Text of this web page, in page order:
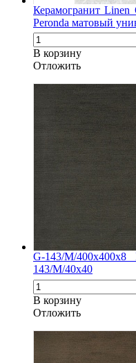
Керамогранит
Peronda матовый
В корзину
Oтложить
G-143/M/
143/M/40x40
В корзину
Oтложить